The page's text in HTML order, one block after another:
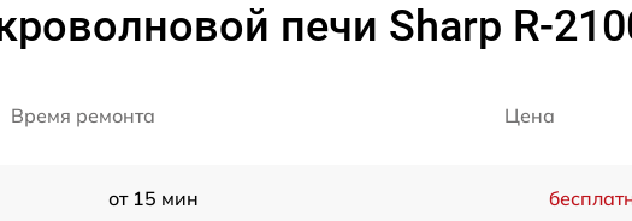
печи Sharp R-
Время ремонта Цена
от 15 мин